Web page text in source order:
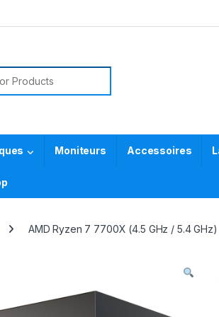
Moniteurs Accessoires
AMD Ryzen 7 7700X (4.5 GHz / 5.4 GHz)